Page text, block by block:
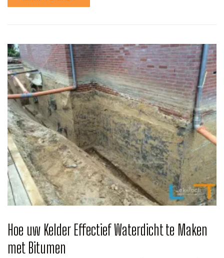
Hoe uw Kelder Effectief Waterdicht te Maken
met Bitumen